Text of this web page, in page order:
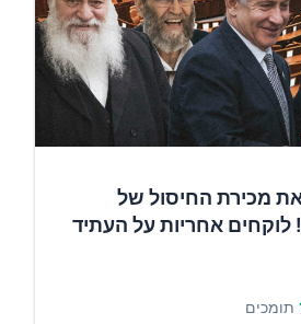
מכירת החיסול של
לוקחים אחריות על העתיד
תומכים